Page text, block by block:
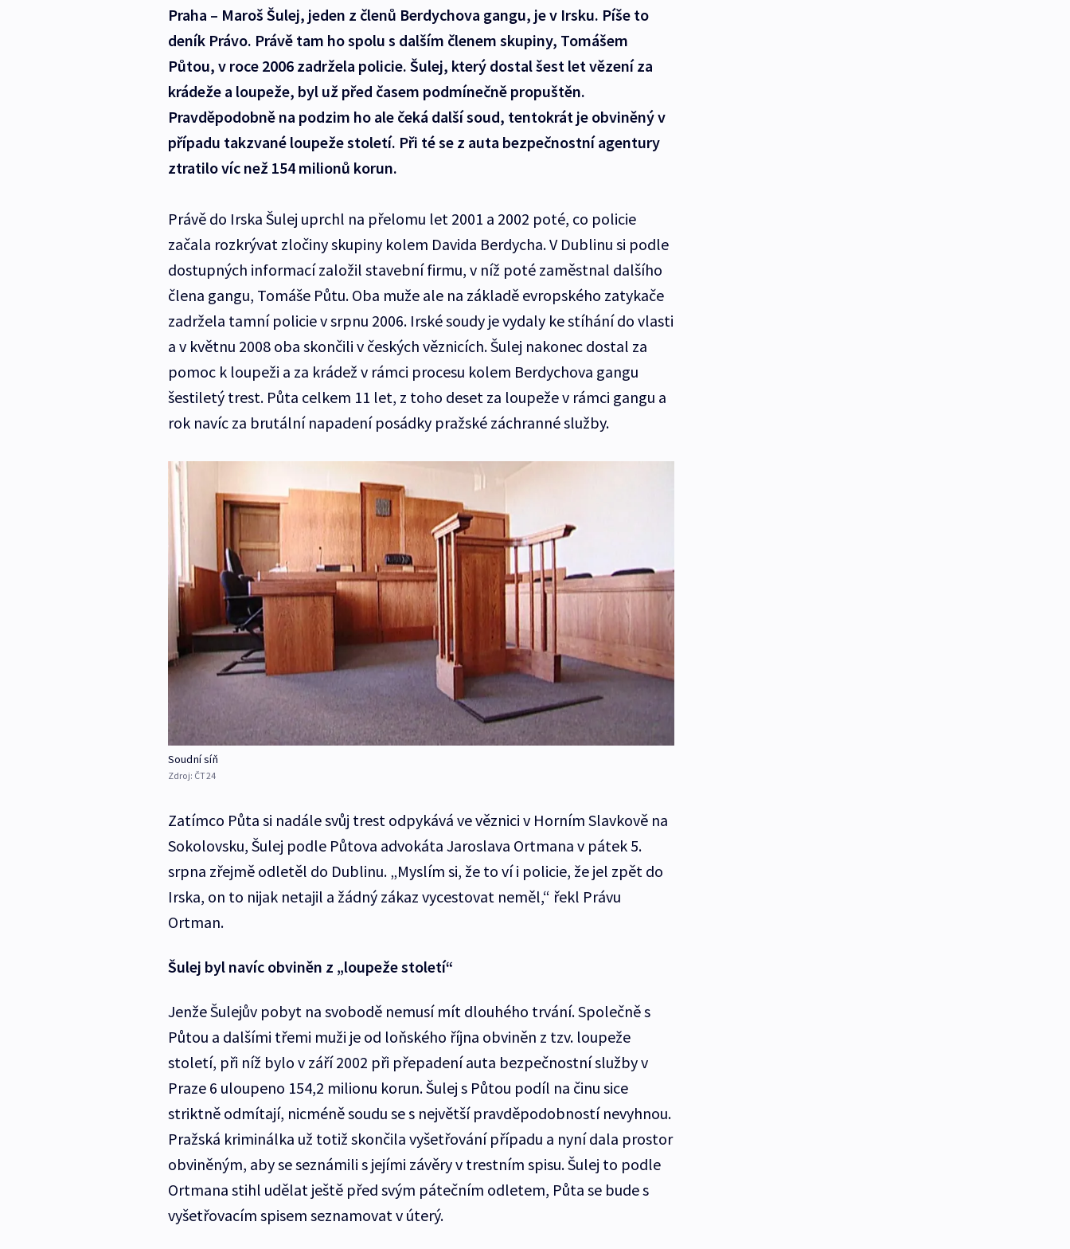
Praha – Maroš Šulej, jeden z členů Berdychova gangu, je v Irsku. Píše to
deník Právo. Právě tam ho spolu s dalším členem skupiny, Tomášem
Půtou, v roce 2006 zadržela policie. Šulej, který dostal šest let vězení za
krádeže a loupeže, byl už před časem podmínečně propuštěn.
Pravděpodobně na podzim ho ale čeká další soud, tentokrát je obviněný v
případu takzvané loupeže století. Při té se z auta bezpečnostní agentury
ztratilo víc než 154 milionů korun.
Právě do Irska Šulej uprchl na přelomu let 2001 a 2002 poté, co policie
začala rozkrývat zločiny skupiny kolem Davida Berdycha. V Dublinu si podle
dostupných informací založil stavební firmu, v níž poté zaměstnal dalšího
člena gangu, Tomáše Půtu. Oba muže ale na základě evropského zatykače
zadržela tamní policie v srpnu 2006. Irské soudy je vydaly ke stíhání do vlasti
a v květnu 2008 oba skončili v českých věznicích. Šulej nakonec dostal za
pomoc k loupeži a za krádež v rámci procesu kolem Berdychova gangu
šestiletý trest. Půta celkem 11 let, z toho deset za loupeže v rámci gangu a
rok navíc za brutální napadení posádky pražské záchranné služby.
Soudní síň
Zdroj: ČT24
Zatímco Půta si nadále svůj trest odpykává ve věznici v Horním Slavkově na
Sokolovsku, Šulej podle Půtova advokáta Jaroslava Ortmana v pátek 5.
srpna zřejmě odletěl do Dublinu. „Myslím si, že to ví i policie, že jel zpět do
Irska, on to nijak netajil a žádný zákaz vycestovat neměl,“ řekl Právu
Ortman.
Šulej byl navíc obviněn z „loupeže století“
Jenže Šulejův pobyt na svobodě nemusí mít dlouhého trvání. Společně s
Půtou a dalšími třemi muži je od loňského října obviněn z tzv. loupeže
století, při níž bylo v září 2002 při přepadení auta bezpečnostní služby v
Praze 6 uloupeno 154,2 milionu korun. Šulej s Půtou podíl na činu sice
striktně odmítají, nicméně soudu se s největší pravděpodobností nevyhnou.
Pražská kriminálka už totiž skončila vyšetřování případu a nyní dala prostor
obviněným, aby se seznámili s jejími závěry v trestním spisu. Šulej to podle
Ortmana stihl udělat ještě před svým pátečním odletem, Půta se bude s
vyšetřovacím spisem seznamovat v úterý.